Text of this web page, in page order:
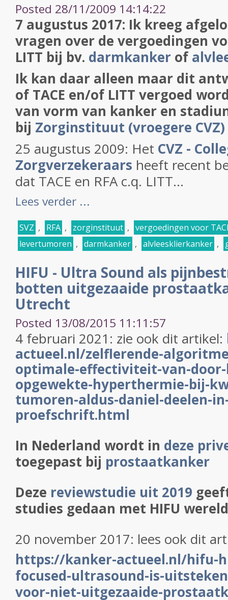
Posted 28/11/2009 14:14:22
7 augustus 2017: Ik kreeg
vragen over de vergoedingen
LITT bij bv. darmkanker of
Ik kan daar alleen maar dit
of TACE en/of LITT vergoed
van vorm van kanker en
bij Zorginstituut (vroegere
25 augustus 2009: Het CVZ -
Zorgverzekeraars heeft recent
dat TACE en RFA c.q. LITT...
Lees verder ...
SVZ , RFA , zorginstituut , vergoedingen voor
levertumoren , darmkanker , alvleesklierkanker ,
HIFU - Ultra Sound als
botten uitgezaaide
Utrecht
Posted 13/08/2015 11:11:57
4 februari 2021: zie ook dit artikel:
actueel.nl/zelflerende-
optimale-effectiviteit-van-
opgewekte-hyperthermie-bij-
tumoren-aldus-daniel-deelen-
proefschrift.html
In Nederland wordt in deze
toegepast bij prostaatkanker
Deze reviewstudie uit 2019
studies gedaan met HIFU
20 november 2017: lees ook dit
https://kanker-actueel.nl/hifu-
focused-ultrasound-is-
voor-niet-uitgezaaide-